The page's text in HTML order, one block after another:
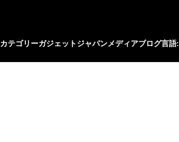
カテゴリーガジェットジャパンメディアブログ言語: